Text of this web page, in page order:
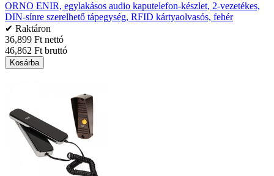
ORNO ENIR, egylakásos audio kaputelefon-készlet, 2-vezetékes,
DIN-sínre szerelhető tápegység, RFID kártyaolvasós, fehér
✔ Raktáron
36,899 Ft nettó
46,862 Ft bruttó
Kosárba